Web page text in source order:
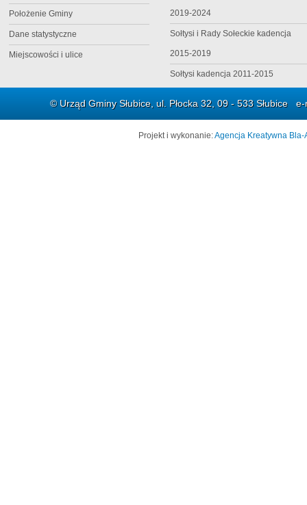
Położenie Gminy
Dane statystyczne
Miejscowości i ulice
2019-2024
Sołtysi i Rady Sołeckie kadencja
2015-2019
Sołtysi kadencja 2011-2015
© Urząd Gminy Słubice, ul. Płocka 32, 09 - 533 Słubice
Projekt i wykonanie:Agencja Kreatywna Bla-